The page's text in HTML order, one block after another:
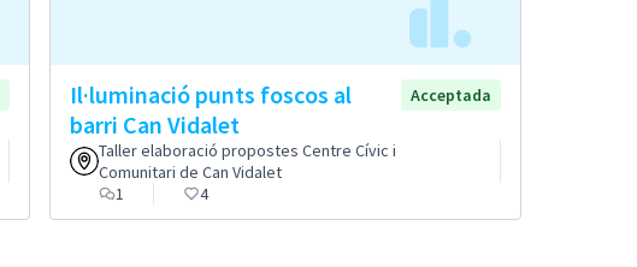
Il·luminació punts foscos al
barri Can Vidalet
Acceptada
Taller elaboració propostes Centre Cívic i
Comunitari de Can Vidalet
1
4